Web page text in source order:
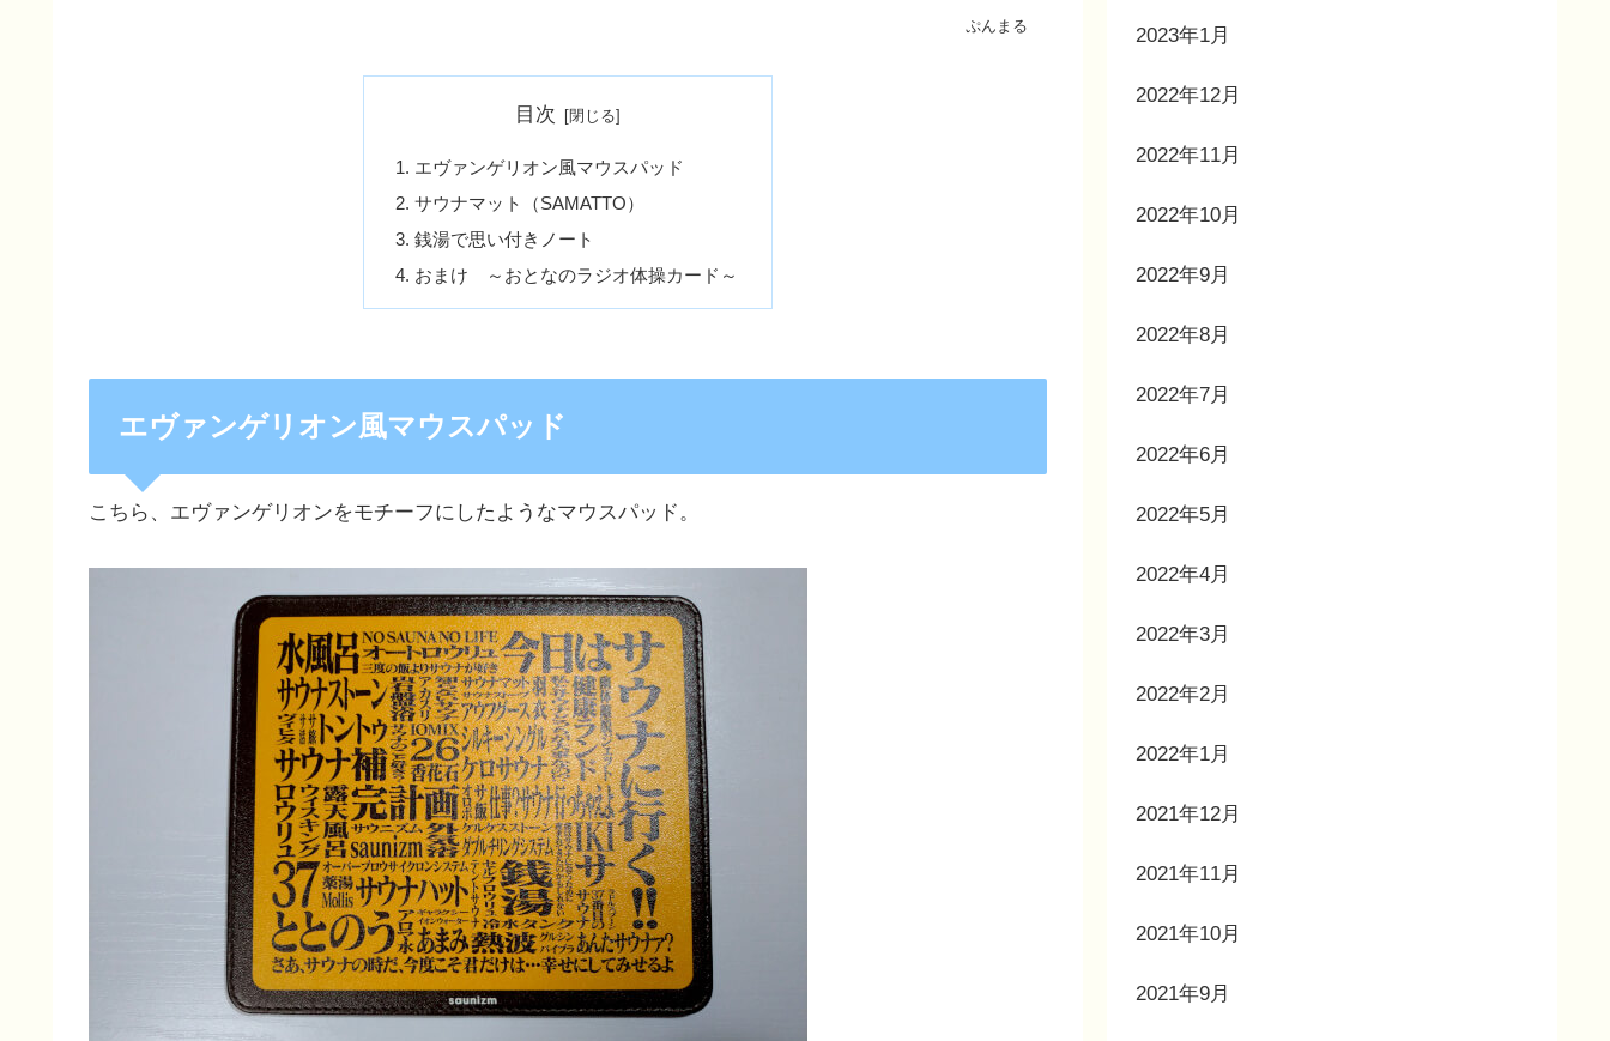
ぷんまる
目次
エヴァンゲリオン風マウスパッド
サウナマット（SAMATTO）
銭湯で思い付きノート
おまけ ～おとなのラジオ体操カード～
エヴァンゲリオン風マウスパッド
こちら、エヴァンゲリオンをモチーフにしたようなマウスパッド。
2023年1月
2022年12月
2022年11月
2022年10月
2022年9月
2022年8月
2022年7月
2022年6月
2022年5月
2022年4月
2022年3月
2022年2月
2022年1月
2021年12月
2021年11月
2021年10月
2021年9月